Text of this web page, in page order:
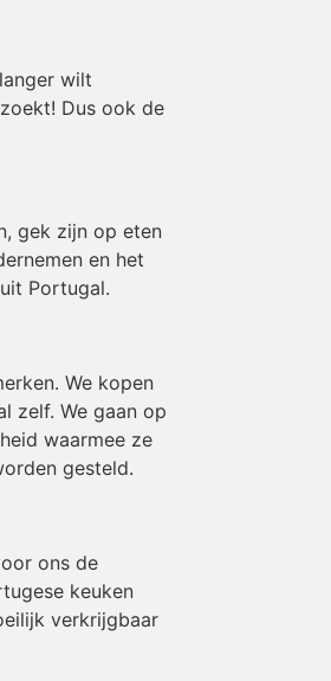
wilt
Dus ook de
gek zijn op eten
en het
Portugal.
We kopen
zelf. We gaan op
waarmee ze
gesteld.
ons de
keuken
verkrijgbaar